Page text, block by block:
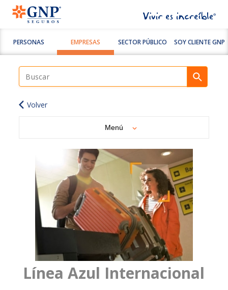
PERSONAS EMPRESAS SECTOR PÚBLICO SOY CLIENTE GNP
Volver
Menú
Línea Azul Internacional